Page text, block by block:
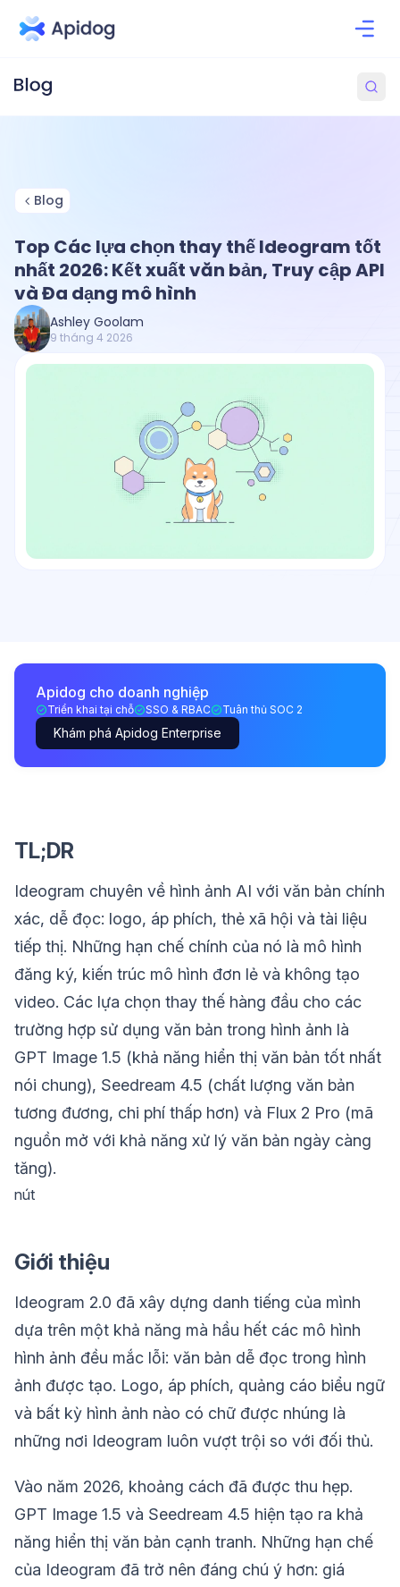
Blog
Top Các lựa chọn thay thế Ideogram tốt
nhất 2026: Kết xuất văn bản, Truy cập API
và Đa dạng mô hình
Ashley Goolam
9 tháng 4 2026
Apidog cho doanh nghiệp
Triển khai tại chỗ SSO & RBAC Tuân thủ SOC 2
Khám phá Apidog Enterprise
TL;DR
Ideogram chuyên về hình ảnh AI với văn bản chính
xác, dễ đọc: logo, áp phích, thẻ xã hội và tài liệu
tiếp thị. Những hạn chế chính của nó là mô hình
đăng ký, kiến trúc mô hình đơn lẻ và không tạo
video. Các lựa chọn thay thế hàng đầu cho các
trường hợp sử dụng văn bản trong hình ảnh là
GPT Image 1.5 (khả năng hiển thị văn bản tốt nhất
nói chung), Seedream 4.5 (chất lượng văn bản
tương đương, chi phí thấp hơn) và Flux 2 Pro (mã
nguồn mở với khả năng xử lý văn bản ngày càng
tăng).
nút
Giới thiệu
Ideogram 2.0 đã xây dựng danh tiếng của mình
dựa trên một khả năng mà hầu hết các mô hình
hình ảnh đều mắc lỗi: văn bản dễ đọc trong hình
ảnh được tạo. Logo, áp phích, quảng cáo biểu ngữ
và bất kỳ hình ảnh nào có chữ được nhúng là
những nơi Ideogram luôn vượt trội so với đối thủ.
Vào năm 2026, khoảng cách đã được thu hẹp.
GPT Image 1.5 và Seedream 4.5 hiện tạo ra khả
năng hiển thị văn bản cạnh tranh. Những hạn chế
của Ideogram đã trở nên đáng chú ý hơn: giá